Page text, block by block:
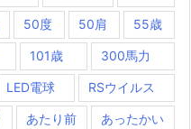
50度 50肩 55歳
101歳 300馬力
LED電球 RSウイルス
あたり前 あったかい